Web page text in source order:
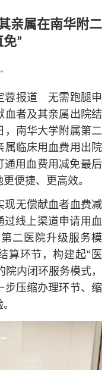
亲属在南华附二
”
蓉报道 无需跑腿申
血者及其亲属出院结
，南华大学附属第二
属临床用血费用出院
通用血费用减免最后
便捷、更高效。
现无偿献血者血费减
过线上渠道申请用血
二医院升级服务模
算环节，构建起“医
内闭环服务模式，
步压缩办理环节、缩